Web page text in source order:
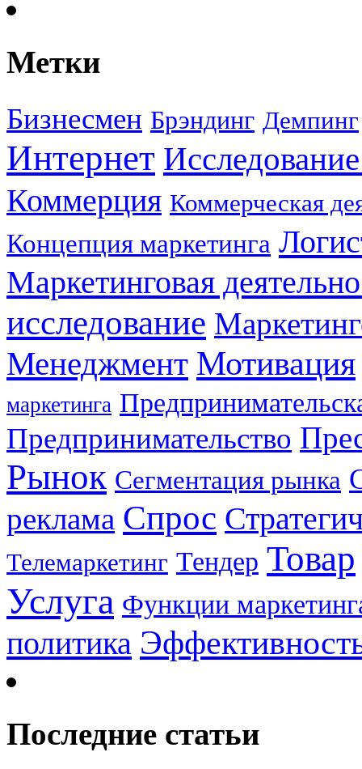
Метки
Бизнесмен Брэндинг Демпинг
Интернет
Коммерция Коммерческая
Концепция маркетинга
Маркетинговая
исследование
Менеджмент Мотивация
маркетинга
Предпринимательство
Рынок Сегментация рынка
реклама Спрос
Телемаркетинг Тендер Товар
Услуга Функции
политика
Последние статьи